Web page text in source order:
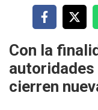
Con la
cierren